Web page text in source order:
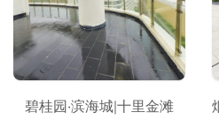
碧桂园·滨海城|十里金滩